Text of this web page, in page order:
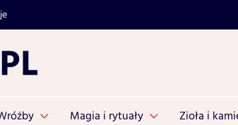
Magia i rytuały Zioła i